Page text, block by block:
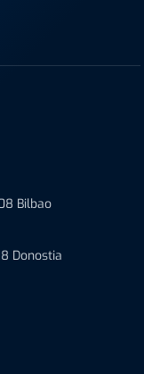
Bilbao
Donostia